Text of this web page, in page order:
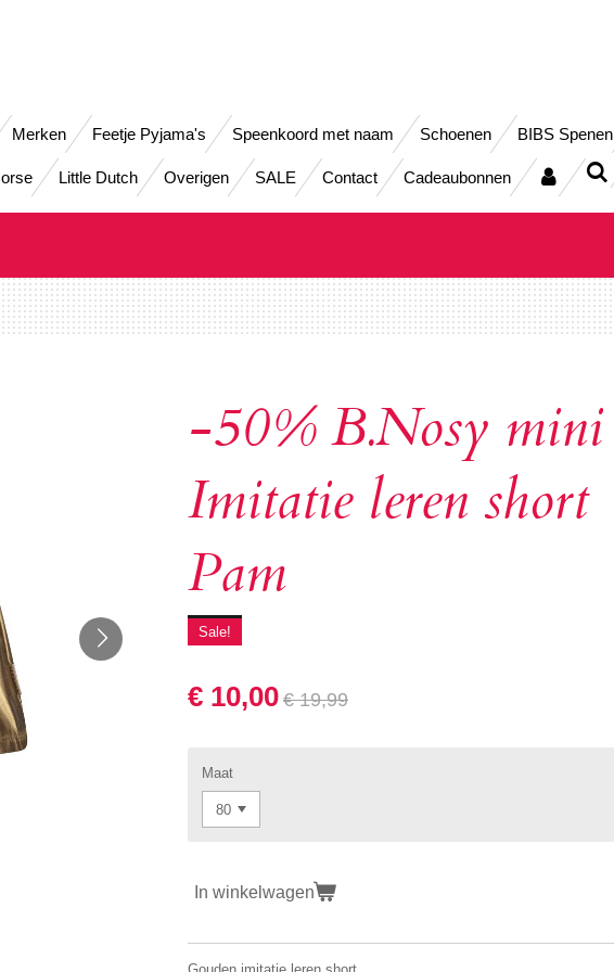
Merken Feetje Pyjama's Speenkoord met naam Schoenen BIBS Spenen
Little Dutch Overigen SALE Contact Cadeaubonnen
-50% B.Nosy mini
Imitatie leren short
Pam
Sale!
€ 10,00€ 19,99
Maat
In winkelwagen